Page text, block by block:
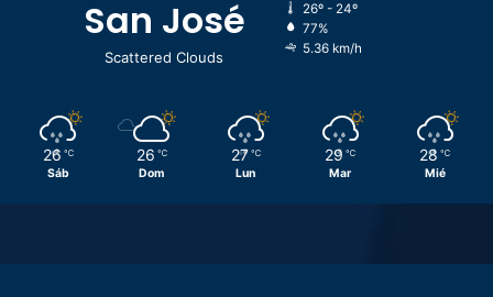
San José
Scattered Clouds
26º - 24º
77%
5.36 km/h
26 ℃
Sáb
26 ℃
Dom
27 ℃
Lun
29 ℃
Mar
28 ℃
Mié